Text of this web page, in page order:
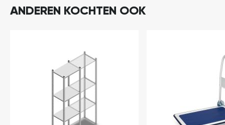
ANDEREN KOCHTEN OOK